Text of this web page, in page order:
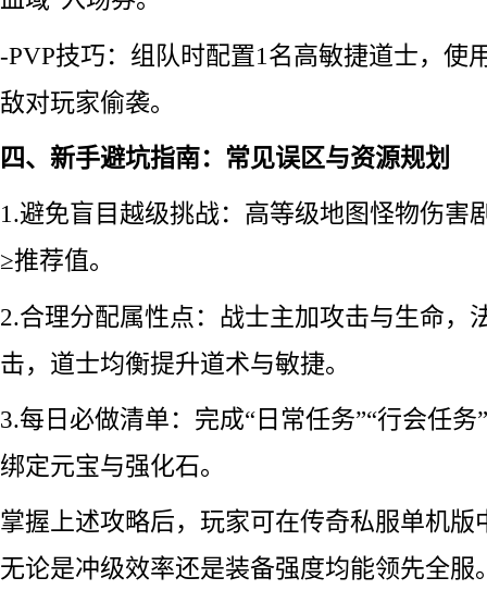
-PVP技巧：组队时配置1名高敏捷道士，使
敌对玩家偷袭。
四、新手避坑指南：常见误区与资源规划
1.避免盲目越级挑战：高等级地图怪物伤害
≥推荐值。
2.合理分配属性点：战士主加攻击与生命，
击，道士均衡提升道术与敏捷。
3.每日必做清单：完成“日常任务”“行会任务
绑定元宝与强化石。
掌握上述攻略后，玩家可在传奇私服单机版
无论是冲级效率还是装备强度均能领先全服